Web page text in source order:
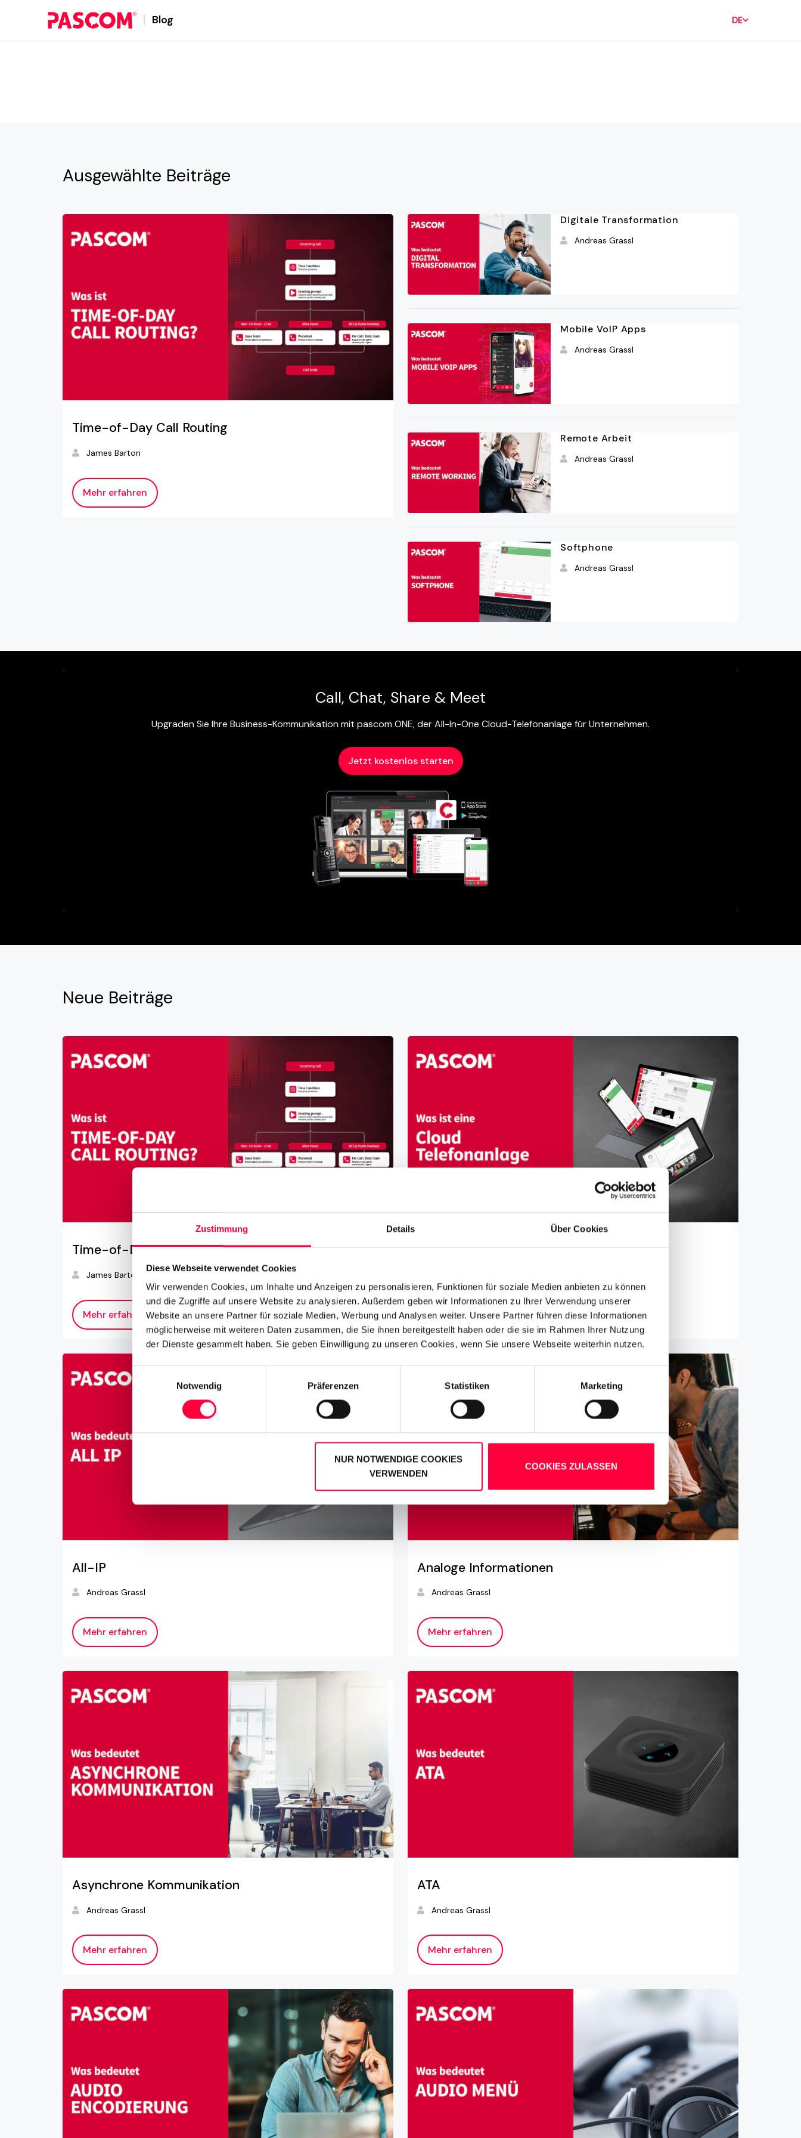
Zustimmung Details Über Cookies
Diese Webseite verwendet Cookies
Wir verwenden Cookies, um Inhalte und Anzeigen zu personalisieren, Funktionen für soziale Medien anbieten zu können
und die Zugriffe auf unsere Website zu analysieren. Außerdem geben wir Informationen zu Ihrer Verwendung unserer
Website an unsere Partner für soziale Medien, Werbung und Analysen weiter. Unsere Partner führen diese Informationen
möglicherweise mit weiteren Daten zusammen, die Sie ihnen bereitgestellt haben oder die sie im Rahmen Ihrer Nutzung
der Dienste gesammelt haben. Sie geben Einwilligung zu unseren Cookies, wenn Sie unsere Webseite weiterhin nutzen.
Notwendig
Präferenzen Statistiken Marketing
NUR NOTWENDIGE COOKIES
VERWENDEN
COOKIES ZULASSEN
Blog DE
Ausgewählte Beiträge
Time-of-Day Call Routing
James Barton
Mehr erfahren
Digitale Transformation
Andreas Grassl
Mobile VoIP Apps
Andreas Grassl
Remote Arbeit
Andreas Grassl
Softphone
Andreas Grassl
Call, Chat, Share & Meet
Upgraden Sie Ihre Business-Kommunikation mit pascom ONE, der All-In-One Cloud-Telefonanlage für Unternehmen.
Jetzt kostenlos starten
Neue Beiträge
Time-of-Day Call Routing
James Barton
Mehr erfahren
Cloud Telefonanlage
Mehr erfahren
All-IP
Andreas Grassl
Mehr erfahren
Analoge Informationen
Andreas Grassl
Mehr erfahren
Asynchrone Kommunikation
Andreas Grassl
Mehr erfahren
ATA
Andreas Grassl
Mehr erfahren